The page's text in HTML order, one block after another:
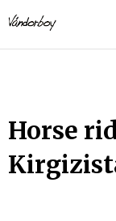
to
content
Horse